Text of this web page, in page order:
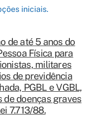
iniciais.
de até 5 anos do
Física para
militares
de previdência
PGBL e VGBL,
de doenças graves
7.713/88.